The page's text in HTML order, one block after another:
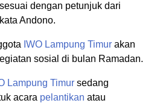
dengan petunjuk dari
Andono.
IWO Lampung Timur akan
sosial di bulan Ramadan.
Lampung Timur sedang
acara pelantikan atau